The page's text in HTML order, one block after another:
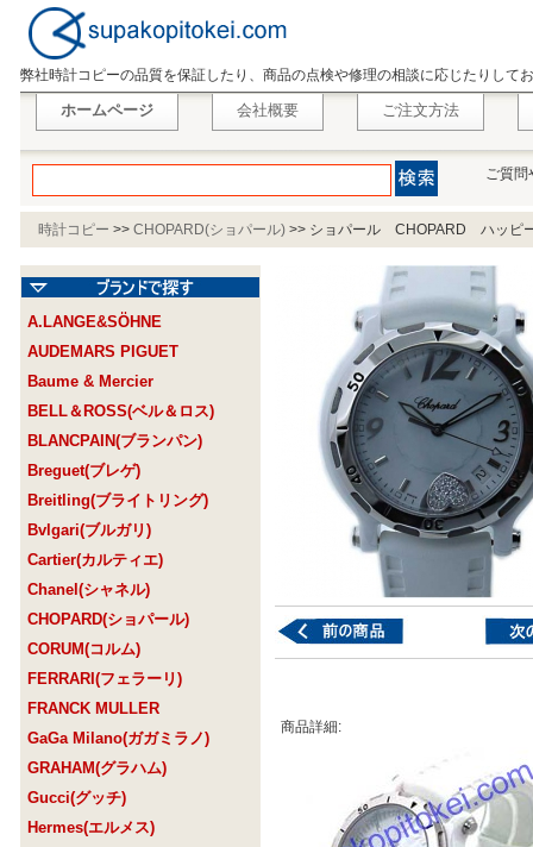
弊社時計コピーの品質を保証したり、商品の点検や修理の相談に応じたりして
ホームページ 会社概要 ご注文方法
ご質問
時計コピー >> CHOPARD(ショパール) >> ショパール CHOPARD ハッピ
A.LANGE&SÖHNE
AUDEMARS PIGUET
Baume & Mercier
BELL＆ROSS(ベル＆ロス)
BLANCPAIN(ブランパン)
Breguet(ブレゲ)
Breitling(ブライトリング)
Bvlgari(ブルガリ)
Cartier(カルティエ)
Chanel(シャネル)
CHOPARD(ショパール)
CORUM(コルム)
FERRARI(フェラーリ)
FRANCK MULLER
GaGa Milano(ガガミラノ)
GRAHAM(グラハム)
Gucci(グッチ)
Hermes(エルメス)
商品詳細: